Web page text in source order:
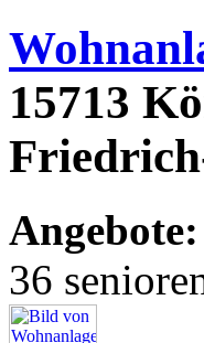
15713
Angebote:
36